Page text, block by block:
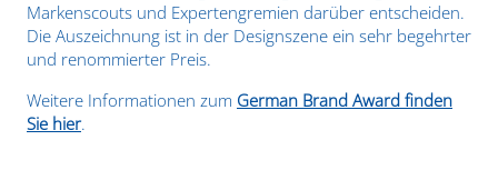
Markenscouts und Expertengremien darüber entscheiden.
Die Auszeichnung ist in der Designszene ein sehr begehrter
und renommierter Preis.
Weitere Informationen zum German Brand Award finden
Sie hier.